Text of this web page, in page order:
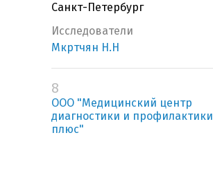
Санкт-Петербург
Исследователи
Мкртчян Н.Н
8
ООО "Медицинский центр
диагностики и профилактики
плюс"